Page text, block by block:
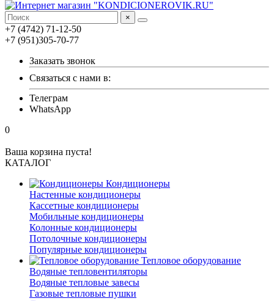
×
+7 (4742) 71-12-50
+7 (951)305-70-77
Заказать звонок
Связаться с нами в:
Телеграм
WhatsApp
0
Ваша корзина пуста!
КАТАЛОГ
Кондиционеры
Настенные кондиционеры
Кассетные кондиционеры
Мобильные кондиционеры
Колонные кондиционеры
Потолочные кондиционеры
Популярные кондиционеры
Тепловое оборудование
Водяные тепловентиляторы
Водяные тепловые завесы
Газовые тепловые пушки